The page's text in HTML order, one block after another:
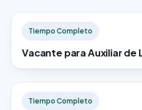
Tiempo Completo
Vacante para Auxiliar de
Tiempo Completo